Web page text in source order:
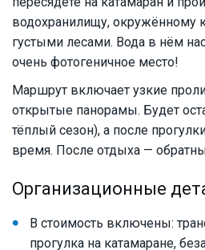
водохранилищу, окружённому
густыми лесами. Вода в нём
очень фотогеничное место!
Маршрут включает узкие
открытые панорамы. Будет
тёплый сезон), а после
время. После отдыха —
Организационные
В стоимость включены:
прогулка на катамаране,